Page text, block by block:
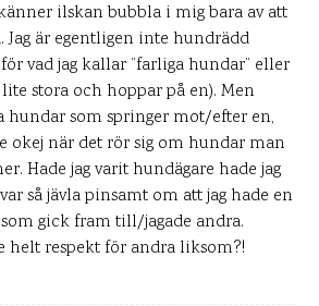
ilskan bubbla i mig bara av att
Jag är egentligen inte hundrädd
vad jag kallar ”farliga hundar” eller
stora och hoppar på en). Men
hundar som springer mot/efter en,
okej när det rör sig om hundar man
Hade jag varit hundägare hade jag
så jävla pinsamt om att jag hade en
gick fram till/jagade andra.
helt respekt för andra liksom?!